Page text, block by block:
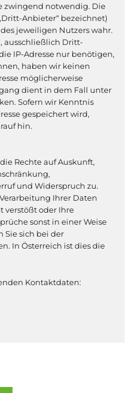
zwingend notwendig. Die
Anbieter“ bezeichnet)
jeweiligen Nutzers wahr.
ausschließlich Dritt-
IP-Adresse nur benötigen,
haben wir keinen
möglicherweise
dient in dem Fall unter
Sofern wir Kenntnis
gespeichert wird,
hin.
Rechte auf Auskunft,
und Widerspruch zu.
Ihrer Daten
verstößt oder Ihre
sonst in einer Weise
Sie sich bei der
In Österreich ist dies die
Kontaktdaten: